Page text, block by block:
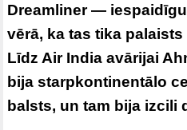
Dreamliner —
vērā, ka tas tika
Līdz Air India avārijai
bija starpkontinentālo
balsts, un tam bija izcili